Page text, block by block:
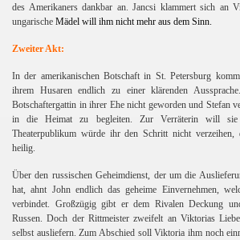
des Amerikaners dankbar an. Jancsi klammert sich an
ungarische Mädel will ihm nicht mehr aus dem Sinn.
Zweiter Akt:
In der amerikanischen Botschaft in St. Petersburg
ihrem Husaren endlich zu einer klärenden
Botschaftergattin in ihrer Ehe nicht geworden und Stefan
in die Heimat zu begleiten. Zur Verräterin will
Theaterpublikum würde ihr den Schritt nicht verzeihen,
heilig.
Über den russischen Geheimdienst, der um die
hat, ahnt John endlich das geheime Einvernehmen,
verbindet. Großzügig gibt er dem Rivalen Deckung
Russen. Doch der Rittmeister zweifelt an Viktorias
selbst ausliefern. Zum Abschied soll Viktoria ihm noch